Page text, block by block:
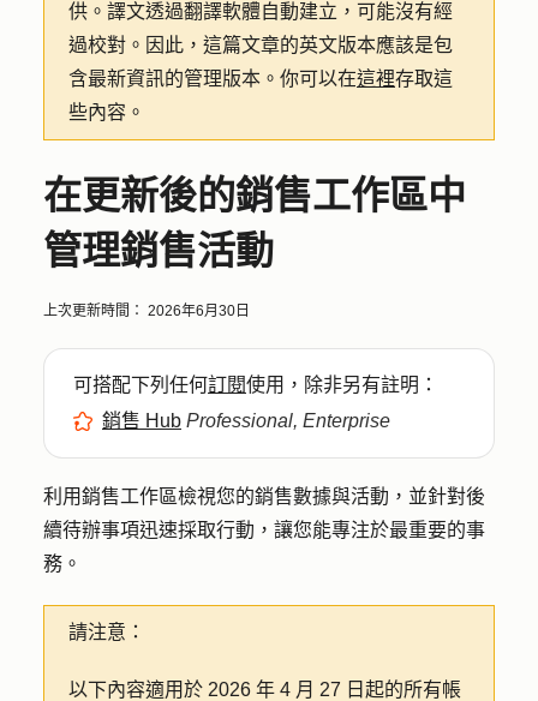
供。譯文透過翻譯軟體自動建立，可能沒有經
過校對。因此，這篇文章的英文版本應該是包
含最新資訊的管理版本。你可以在這裡存取這
些內容。
在更新後的銷售工作區中
管理銷售活動
上次更新時間： 2026年6月30日
可搭配下列任何訂閱使用，除非另有註明：
銷售 Hub Professional, Enterprise
利用銷售工作區檢視您的銷售數據與活動，並針對後
續待辦事項迅速採取行動，讓您能專注於最重要的事
務。
請注意：
以下內容適用於 2026 年 4 月 27 日起的所有帳